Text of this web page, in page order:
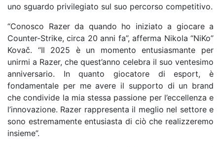
uno sguardo privilegiato sul suo percorso competitivo.
“Conosco Razer da quando ho iniziato a giocare a
Counter-Strike, circa 20 anni fa”, afferma Nikola “NiKo”
Kovač. “Il 2025 è un momento entusiasmante per
unirmi a Razer, che quest’anno celebra il suo ventesimo
anniversario. In quanto giocatore di esport, è
fondamentale per me avere il supporto di un brand
che condivide la mia stessa passione per l’eccellenza e
l’innovazione. Razer rappresenta il meglio nel settore e
sono estremamente entusiasta di ciò che realizzeremo
insieme”.